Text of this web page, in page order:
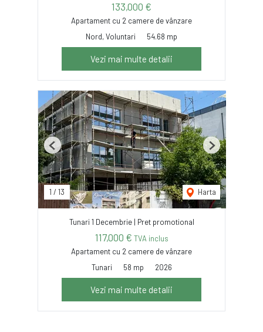
133,000 €
Apartament cu 2 camere de vânzare
Nord, Voluntari
54.68 mp
Vezi mai multe detalii
1 / 13 Harta
Previous Next
Tunari 1 Decembrie | Pret promotional
117,000 € TVA inclus
Apartament cu 2 camere de vânzare
Tunari
58 mp 2026
Vezi mai multe detalii